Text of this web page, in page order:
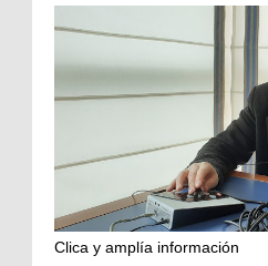
Clica y amplía información